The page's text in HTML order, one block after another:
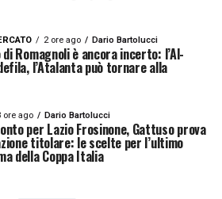
e tensione a
sarà una vera prova
dove lo sport si intreccia
Modifiche alla
e chiusure
più congestionati
2 ore ago Dario Bartolucci
Romagnoli è ancora incerto: l’Al-
l’Atalanta può tornare alla
ore ago Dario Bartolucci
per Lazio Frosinone, Gattuso prova
titolare: le scelte per l’ultimo
della Coppa Italia